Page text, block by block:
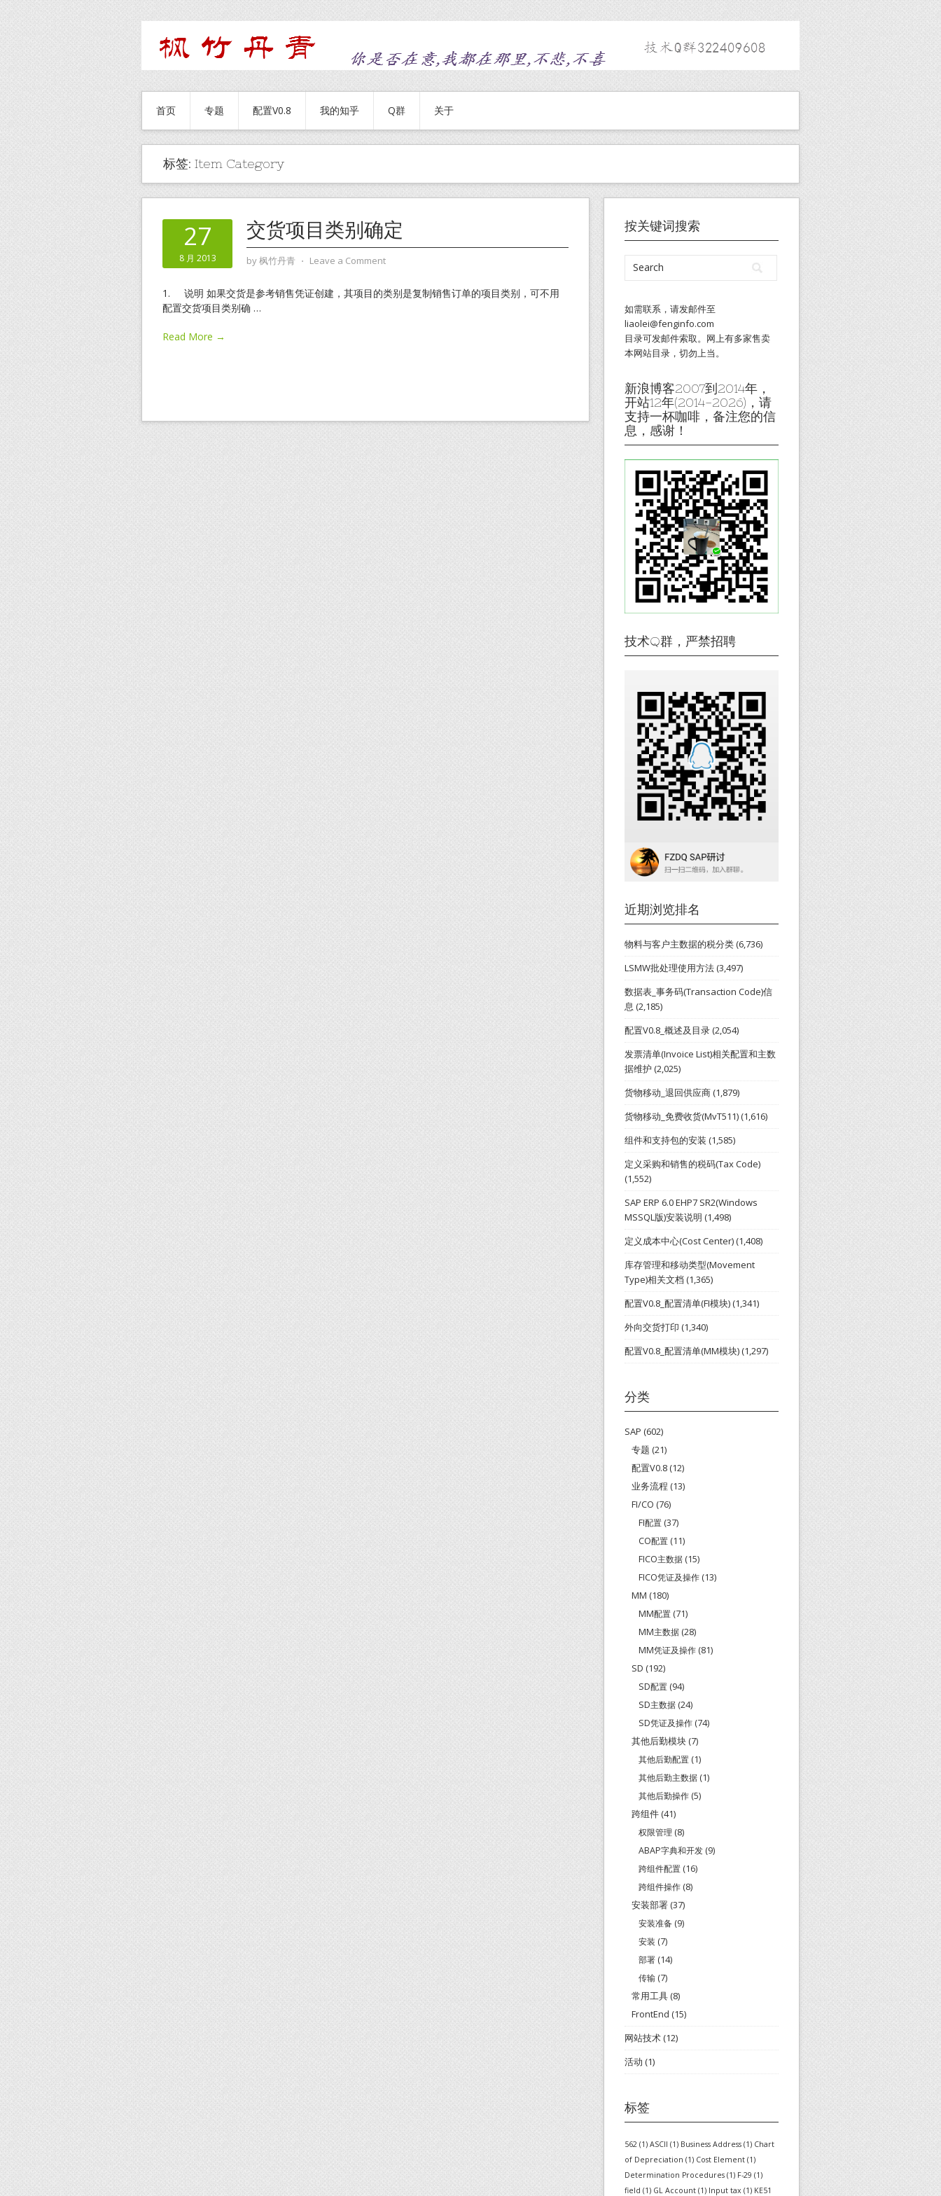
首页 专题 配置V0.8 我的知乎 Q群 关于
标签: Item Category
27
8 月 2013
交货项目类别确定
by枫竹丹青 ⋅ Leave a Comment
1. 说明 如果交货是参考销售凭证创建，其项目的类别是复制销售订单的项目类别，可不用
配置交货项目类别确 …
Read More →
按关键词搜索
如需联系，请发邮件至
liaolei@fenginfo.com
目录可发邮件索取。网上有多家售卖
本网站目录，切勿上当。
新浪博客2007到2014年，
开站12年(2014-2026)，请
支持一杯咖啡，备注您的信
息，感谢！
技术Q群，严禁招聘
近期浏览排名
物料与客户主数据的税分类(6,736)
LSMW批处理使用方法(3,497)
数据表_事务码(Transaction Code)信
息 (2,185)
配置V0.8_概述及目录(2,054)
发票清单(Invoice List)相关配置和主数
据维护 (2,025)
货物移动_退回供应商(1,879)
货物移动_免费收货(MvT511)(1,616)
组件和支持包的安装 (1,585)
定义采购和销售的税码(Tax Code)
(1,552)
SAP ERP 6.0 EHP7 SR2(Windows
MSSQL版)安装说明 (1,498)
定义成本中心(Cost Center)(1,408)
库存管理和移动类型(Movement
Type)相关文档 (1,365)
配置V0.8_配置清单(FI模块)(1,341)
外向交货打印 (1,340)
配置V0.8_配置清单(MM模块)(1,297)
分类
SAP (602)
专题 (21)
配置V0.8 (12)
业务流程 (13)
FI/CO (76)
FI配置 (37)
CO配置 (11)
FICO主数据 (15)
FICO凭证及操作 (13)
MM (180)
MM配置 (71)
MM主数据 (28)
MM凭证及操作 (81)
SD (192)
SD配置 (94)
SD主数据 (24)
SD凭证及操作 (74)
其他后勤模块 (7)
其他后勤配置 (1)
其他后勤主数据 (1)
其他后勤操作 (5)
跨组件 (41)
权限管理 (8)
ABAP字典和开发 (9)
跨组件配置 (16)
跨组件操作 (8)
安装部署 (37)
安装准备 (9)
安装 (7)
部署 (14)
传输 (7)
常用工具 (8)
FrontEnd (15)
网站技术(12)
活动 (1)
标签
562 (1) ASCII (1) Business Address (1) Chart
of Depreciation (1) Cost Element (1)
Determination Procedures (1) F-29 (1)
field (1) GL Account (1) Input tax (1) KE51